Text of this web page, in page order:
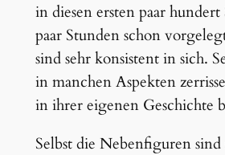
in diesen ersten paar
paar Stunden schon
sind sehr konsistent in sich.
in manchen Aspekten
in ihrer eigenen Geschichte
Selbst die Nebenfiguren sind